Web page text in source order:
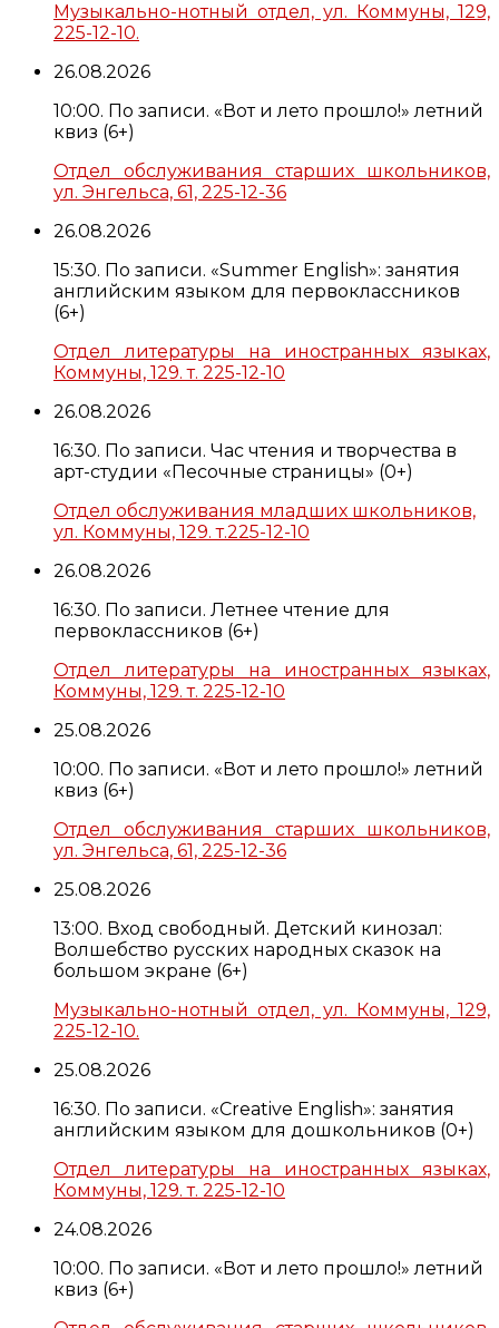
Музыкально-нотный отдел, ул. Коммуны, 129,
225-12-10.
26.08.2026
10:00. По записи. «Вот и лето прошло!» летний
квиз (6+)
Отдел обслуживания старших школьников,
ул. Энгельса, 61, 225-12-36
26.08.2026
15:30. По записи. «Summer English»: занятия
английским языком для первоклассников
(6+)
Отдел литературы на иностранных языках,
Коммуны, 129. т. 225-12-10
26.08.2026
16:30. По записи. Час чтения и творчества в
арт-студии «Песочные страницы» (0+)
Отдел обслуживания младших школьников,
ул. Коммуны, 129. т.225-12-10
26.08.2026
16:30. По записи. Летнее чтение для
первоклассников (6+)
Отдел литературы на иностранных языках,
Коммуны, 129. т. 225-12-10
25.08.2026
10:00. По записи. «Вот и лето прошло!» летний
квиз (6+)
Отдел обслуживания старших школьников,
ул. Энгельса, 61, 225-12-36
25.08.2026
13:00. Вход свободный. Детский кинозал:
Волшебство русских народных сказок на
большом экране (6+)
Музыкально-нотный отдел, ул. Коммуны, 129,
225-12-10.
25.08.2026
16:30. По записи. «Creative English»: занятия
английским языком для дошкольников (0+)
Отдел литературы на иностранных языках,
Коммуны, 129. т. 225-12-10
24.08.2026
10:00. По записи. «Вот и лето прошло!» летний
квиз (6+)